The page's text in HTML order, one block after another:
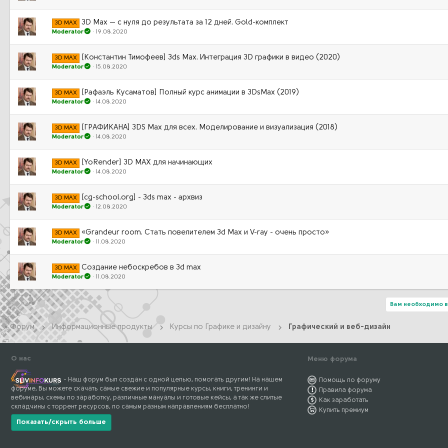
3D MAX 3D Max — с нуля до результата за 12 дней. Gold-комплект
Moderator 19.08.2020
3D MAX [Константин Тимофеев] 3ds Max. Интеграция 3D графики в видео (2020)
Moderator 15.08.2020
3D MAX [Рафаэль Кусаматов] Полный курс анимации в 3DsMax (2019)
Moderator 14.08.2020
3D MAX [ГРАФИКАНА] 3DS Max для всех. Моделирование и визуализация (2018)
Moderator 14.08.2020
3D MAX [YoRender] 3D MAX для начинающих
Moderator 14.08.2020
3D MAX [cg-school.org] - 3ds max - архвиз
Moderator 12.08.2020
3D MAX «Grandeur room. Стать повелителем 3d Max и V-ray - очень просто»
Moderator 11.08.2020
3D MAX Создание небоскребов в 3d max
Moderator 11.08.2020
Вам необходимо
Форум Информационные продукты Курсы по Графике и дизайну Графический и веб-дизайн
О нас
- Наш форум был создан с одной целью, помогать другим! На нашем
форуме, Вы можете скачать самые свежие и популярные курсы, книги, тренинги и
вебинары, схемы по заработку, различные мануалы и готовые кейсы, а так же слитые
складчины с торрент ресурсов, по самым разным направлениям бесплатно!
Показать/скрыть больше
Меню форума
Помощь по форуму
Правила форума
Как заработать
Купить премиум